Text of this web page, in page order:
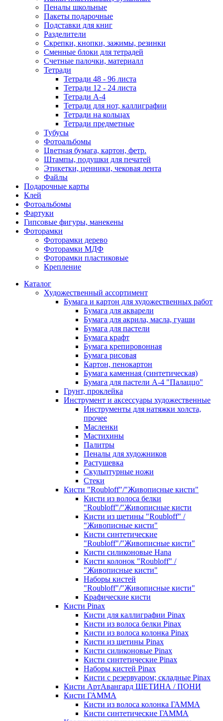
Пеналы школьные
Пакеты подарочные
Подставки для книг
Разделители
Скрепки, кнопки, зажимы, резинки
Сменные блоки для тетрадей
Счетные палочки, материалл
Тетради
Тетради 48 - 96 листа
Тетради 12 - 24 листа
Тетради А-4
Тетради для нот, каллиграфии
Тетради на кольцах
Тетради предметные
Тубусы
Фотоальбомы
Цветная бумага, картон, фетр.
Штампы, подушки для печатей
Этикетки, ценники, чековая лента
Файлы
Подарочные карты
Клей
Фотоальбомы
Фартуки
Гипсовые фигуры, манекены
Фоторамки
Фоторамки дерево
Фоторамки МДФ
Фоторамки пластиковые
Крепление
Каталог
Художественный ассортимент
Бумага и картон для художественных работ
Бумага для акварели
Бумага для акрила, масла, гуаши
Бумага для пастели
Бумага крафт
Бумага крепировонная
Бумага рисовая
Картон, пенокартон
Бумага каменная (синтетическая)
Бумага для пастели А-4 "Палаццо"
Грунт, проклейка
Инструмент и аксессуары художественные
Инструменты для натяжки холста,
прочее
Масленки
Мастихины
Палитры
Пеналы для художников
Растушевка
Скульптурные ножи
Стеки
Кисти "Roubloff"/"Живописные кисти"
Кисти из волоса белки
"Roubloff"/"Живописные кисти
Кисти из щетины "Roubloff" /
"Живописные кисти"
Кисти синтетические
"Roubloff"/"Живописные кисти"
Кисти силиконовые Hana
Кисти колонок "Roubloff" /
"Живописные кисти"
Наборы кистей
"Roubloff"/"Живописные кисти"
Крафические кисти
Кисти Pinax
Кисти для каллиграфии Pinax
Кисти из волоса белки Pinax
Кисти из волоса колонка Pinax
Кисти из щетины Pinax
Кисти силиконовые Pinax
Кисти синтетические Pinax
Наборы кистей Pinax
Кисти с резервуаром; складные Pinax
Кисти АртАвангард ЩЕТИНА / ПОНИ
Кисти ГАММА
Кисти из волоса колонка ГАММА
Кисти синтетические ГАММА